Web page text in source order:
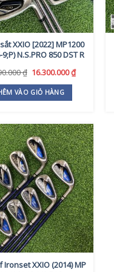
XXIO [2022] MP1200
N.S.PRO 850 DST R
₫ Giá
là:
20.490.000 ₫.
16.300.000₫Giá
VÀO GIỎ HÀNG
Ironset XXIO (2014) MP